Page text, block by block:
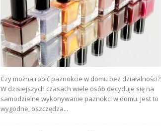
Czy można robić paznokcie w domu bez działalności?
W dzisiejszych czasach wiele osób decyduje się na
samodzielne wykonywanie paznokci w domu. Jest to
wygodne, oszczędza...